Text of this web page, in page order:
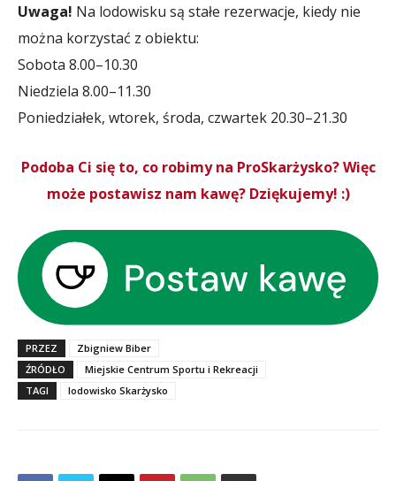
Uwaga! Na lodowisku są stałe rezerwacje, kiedy nie
można korzystać z obiektu:
Sobota 8.00–10.30
Niedziela 8.00–11.30
Poniedziałek, wtorek, środa, czwartek 20.30–21.30
Podoba Ci się to, co robimy na ProSkarżysko? Więc
może postawisz nam kawę? Dziękujemy! :)
PRZEZ
Zbigniew Biber
ŹRÓDŁO
Miejskie Centrum Sportu i Rekreacji
TAGI
lodowisko Skarżysko